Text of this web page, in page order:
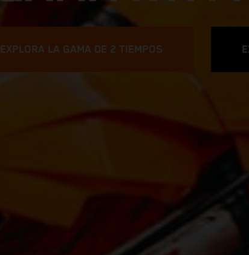
EXPLORA LA GAMA DE 2 TIEMPOS